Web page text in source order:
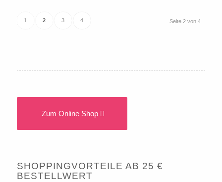
Seite 2 von 4
1 2 3 4
Zum Online Shop
SHOPPINGVORTEILE AB 25 €
BESTELLWERT